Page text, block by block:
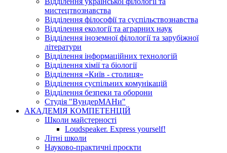
мистецтвознавства
Відділення філософії та суспільствознавства
Відділення екології та аграрних наук
Відділення іноземної філології та зарубіжної
літератури
Відділення інформаційних технологій
Відділення хімії та біології
Відділення «Київ - столиця»
Відділення суспільних комунікацій
Відділення безпеки та оборони
Студія "ВундерМАНи"
АКАДЕМІЯ КОМПЕТЕНЦІЙ
Школи майстерності
Loudspeaker. Express yourself!
Літні школи
Науково-практичні проєкти